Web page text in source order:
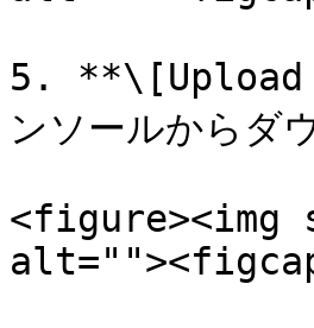
5. **\[Upload
ンソールからダ
<figure><img